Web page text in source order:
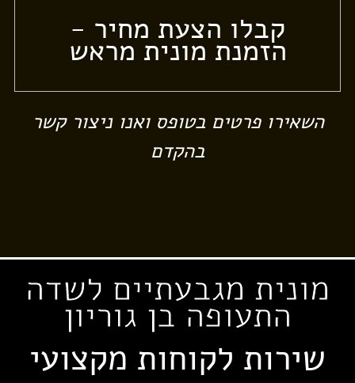
קבלו הצעת מחיר -
הזמנת מונית מראש
השאירו פרטים בטופס ואנו ניצור קשר
בהקדם
מונית מגבעתיים לשדה
התעופה בן גוריון
שירות לקוחות מקצועי